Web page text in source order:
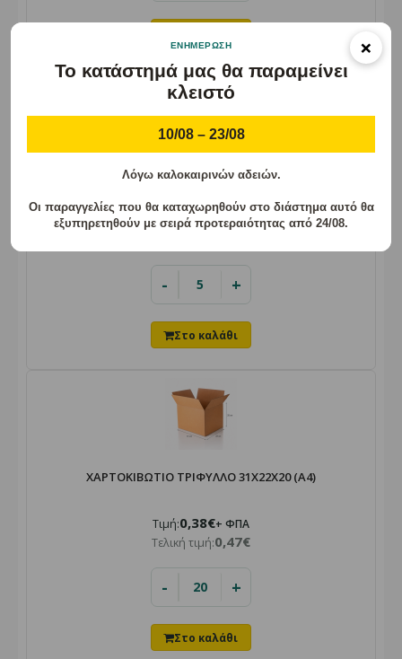
×
ΕΝΗΜΈΡΩΣΗ
Το κατάστημά μας θα παραμείνει
κλειστό
10/08 – 23/08
Λόγω καλοκαιρινών αδειών.
Οι παραγγελίες που θα καταχωρηθούν στο διάστημα αυτό θα
εξυπηρετηθούν με σειρά προτεραιότητας από 24/08.
ΧΑΡΤΟΚΙΒΩΤΙΟ ΤΡΙΦΥΛΛΟ 75X48X40
Τιμή:1,80€+ ΦΠΑ
- +
ΧΑΡΤΟΚΙΒΩΤΙΟ ΤΡΙΦΥΛΛΟ 31Χ22Χ20 (Α4)
Τιμή:0,38€+ ΦΠΑ
Τελική τιμή:0,47€
- +